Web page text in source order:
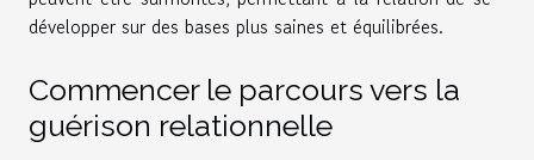
développer sur des bases plus saines et équilibrées.
Commencer le parcours vers la
guérison relationnelle